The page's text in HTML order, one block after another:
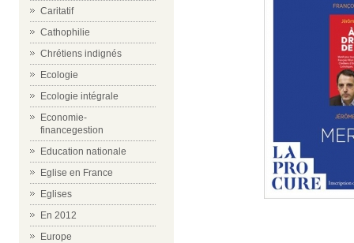
Caritatif
Cathophilie
Chrétiens indignés
Ecologie
Ecologie intégrale
Economie-
financegestion
Education nationale
Eglise en France
Eglises
En 2012
Europe